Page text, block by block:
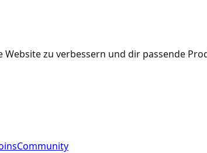
zu verbessern und dir passende
Community